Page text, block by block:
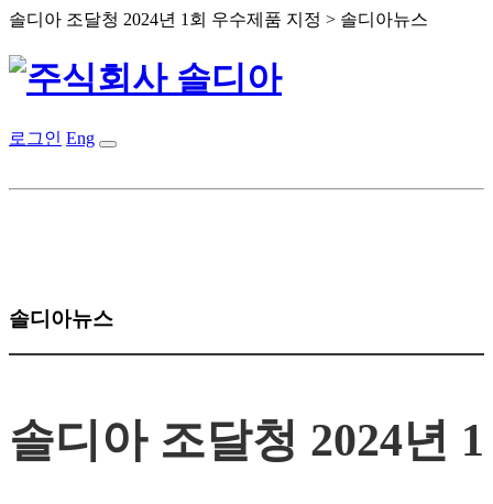
솔디아 조달청 2024년 1회 우수제품 지정 > 솔디아뉴스
로그인 Eng
솔디아뉴스
솔디아 조달청 2024년